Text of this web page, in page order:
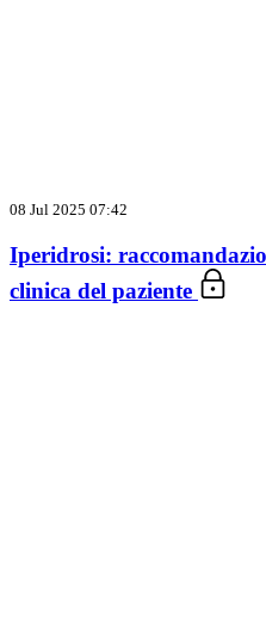
08 Jul 2025 07:42
Iperidrosi:
clinica del paziente